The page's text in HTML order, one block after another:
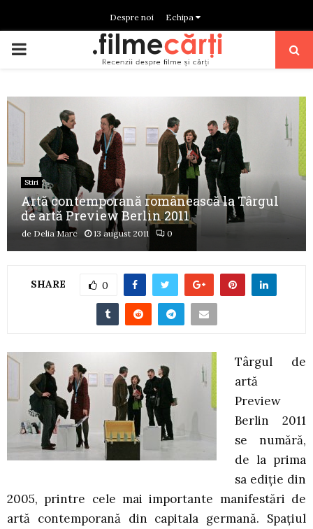
Despre noi Echipa
PRIMARY
Stiri
Artă contemporană românească la Târgul
de artă Preview Berlin 2011
de Delia Marc 13 august 2011 0
SHARE 0
Târgul de
artă
Preview
Berlin 2011
se numără,
de la prima
sa ediţie din
2005, printre cele mai importante manifestări de
artă contemporană din capitala germană. Spaţiul